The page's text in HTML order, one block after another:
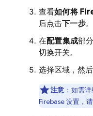
查看如何将
后点击下一步。
在配置集成部
切换开关。
选择区域，然
注意 ：如需
Firebase设置，